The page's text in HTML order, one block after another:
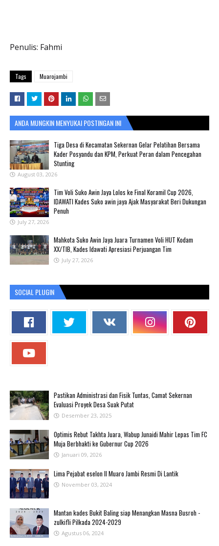
Penulis: Fahmi
Tags Muarojambi
ANDA MUNGKIN MENYUKAI POSTINGAN INI
Tiga Desa di Kecamatan Sekernan Gelar Pelatihan Bersama
Kader Posyandu dan KPM, Perkuat Peran dalam Pencegahan
Stunting
August 03, 2026
Tim Voli Suko Awin Jaya Lolos ke Final Koramil Cup 2026,
IDAWATI Kades Suko awin jaya Ajak Masyarakat Beri Dukungan
Penuh
July 27, 2026
Mahkota Suko Awin Jaya Juara Turnamen Voli HUT Kodam
XX/TIB, Kades Idawati Apresiasi Perjuangan Tim
July 27, 2026
SOCIAL PLUGIN
Pastikan Administrasi dan Fisik Tuntas, Camat Sekernan
Evaluasi Proyek Desa Suak Putat
Desember 23, 2025
Optimis Rebut Takhta Juara, Wabup Junaidi Mahir Lepas Tim FC
Muja Berbhakti ke Gubernur Cup 2026
Januari 09, 2026
Lima Pejabat eselon II Muaro Jambi Resmi Di Lantik
November 03, 2024
Mantan kades Bukit Baling siap Menangkan Masna Busroh -
zulkifli Pilkada 2024-2029
Agustus 06, 2024